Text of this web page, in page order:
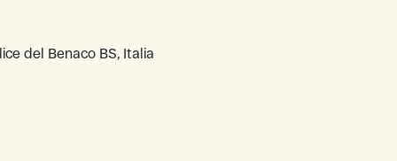
del Benaco BS, Italia